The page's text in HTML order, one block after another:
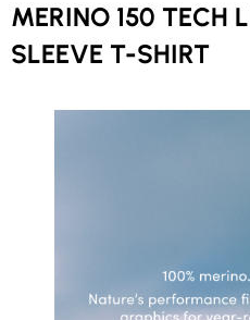
MERINO 150 TECH
SLEEVE T-SHIRT